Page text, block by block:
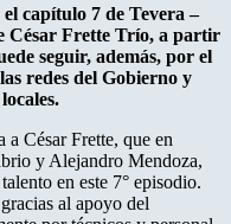
capítulo 7 de Tevera –
César Frette Trío, a partir
seguir, además, por el
redes del Gobierno y
a César Frette, que en
y Alejandro Mendoza,
en este 7° episodio.
al apoyo del